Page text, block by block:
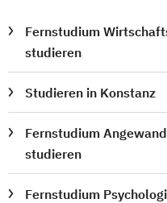
Fernstudium
studieren
Studieren in Konstanz
Fernstudium
studieren
Fernstudium